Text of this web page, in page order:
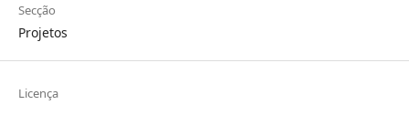
Secção
Projetos
Licença